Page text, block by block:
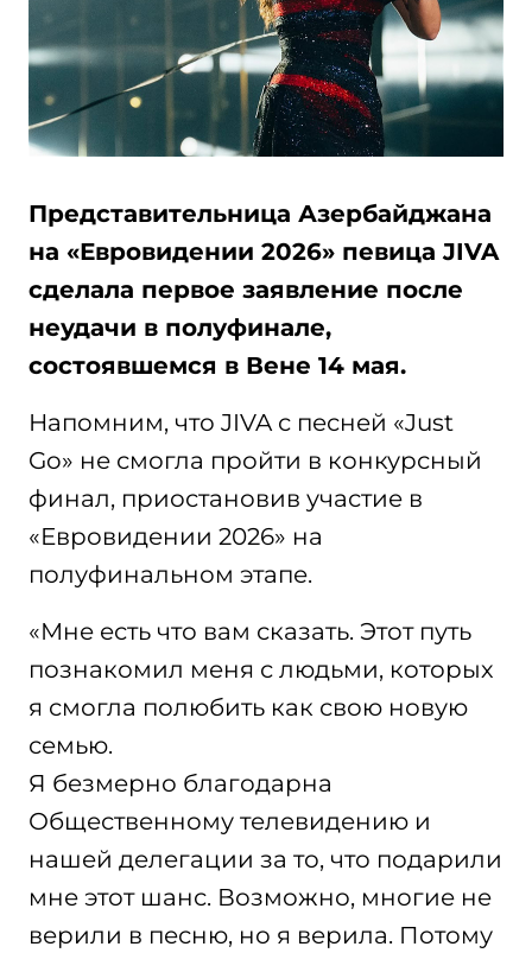
Представительница Азербайджана
на «Евровидении 2026» певица JIVA
сделала первое заявление после
неудачи в полуфинале,
состоявшемся в Вене 14 мая.
Напомним, что JIVA с песней «Just
Go» не смогла пройти в конкурсный
финал, приостановив участие в
«Евровидении 2026» на
полуфинальном этапе.
«Мне есть что вам сказать. Этот путь
познакомил меня с людьми, которых
я смогла полюбить как свою новую
семью.
Я безмерно благодарна
Общественному телевидению и
нашей делегации за то, что подарили
мне этот шанс. Возможно, многие не
верили в песню, но я верила. Потому